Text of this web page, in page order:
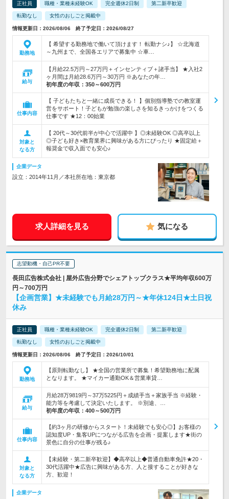
正社員 職種・業種未経験OK 完全週休2日制 第二新卒歓迎
転勤なし 女性のおしごと掲載中
情報更新日：2026/08/06 終了予定日：2026/08/27
勤務地
【 希望する勤務地で働いて頂けます！ 転勤ナシ♪】 ☆北海道
～九州まで、全国各エリアで募集中 ☆車…
給与
【月給22.5万円～27万円＋インセンティブ＋諸手当】 ★入社2
ヶ月間は月給28.6万円～30万円 ※あなたの年…
初年度の年収： 350～600万円
仕事内容
【 子どもたちと一緒に成長できる！ 】個別指導塾での教室運
営をサポート！子どもが勉強の楽しさを知るきっかけをつくる
仕事です ★12：00始業
対象と
なる方
【 20代～30代前半が中心で活躍中 】◎未経験OK ◎高卒以上
◎子ども好き×教育業界に興味がある方にぴったり ★固定給＋
報奨金で収入面でも安心♪
企業データ
設立：2014年11月／本社所在地：東京都
求人詳細を見る 気になる
志望動機・自己PR不要
長田広告株式会社 | 屋外広告分野でシェアトップクラス★平均年収600万
円～700万円
【企画営業】★未経験でも月給28万円～★年休124日★土日祝
休み
正社員 職種・業種未経験OK 完全週休2日制 第二新卒歓迎
転勤なし 女性のおしごと掲載中
情報更新日：2026/08/06 終了予定日：2026/10/01
勤務地
【原則転勤なし】 ★全国の営業所で募集！希望勤務地に配属
となります。 ★マイカー通勤OK＆営業車貸…
給与
月給28万9819円～37万5225円＋成績手当＋家族手当 ※経験・
能力等を考慮して決定いたします。 ※別途、…
初年度の年収： 400～500万円
仕事内容
【約3ヶ月の研修からスタート！未経験でも安心◎】お客様の
認知度UP・集客UPにつながる広告を企画・提案します★街の
景色に自分の仕事が残る♪
対象と
なる方
【未経験・第二新卒歓迎】◆高卒以上◆普通自動車免許★20・
30代活躍中★広告に興味がある方、人と接することが好きな
方、歓迎！
企業データ